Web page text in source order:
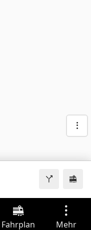
Fahrplan Mehr